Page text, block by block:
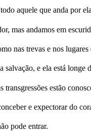
aquele que anda por
mas andamos em
nas trevas e nos
salvação, e ela está longe
estão
e expectorar do
pode entrar.